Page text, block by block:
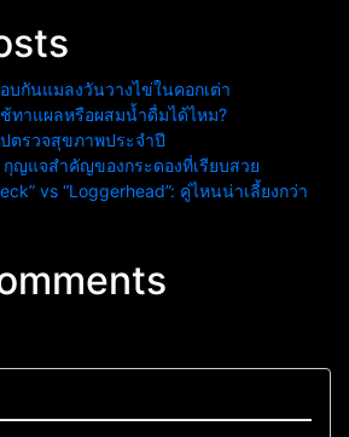
บกันแมลงวันวางไข่ในคอกเต่า
ทาแผลหรือผสมน้ำดื่มได้ไหม?
ตรวจสุขภาพประจำปี
ญแจสำคัญของกระดองที่เรียบสวย
vs “Loggerhead”: คู่ไหนน่าเลี้ยงกว่า